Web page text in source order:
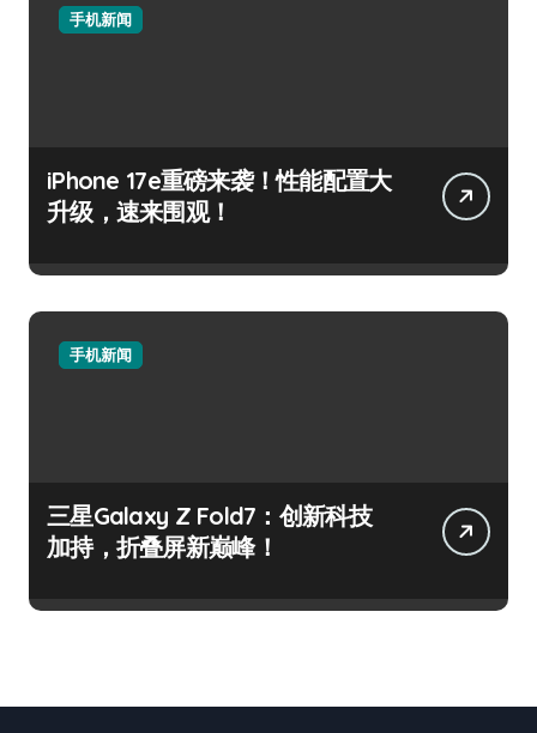
手机新闻
iPhone 17e重磅来袭！性能配置大
升级，速来围观！
手机新闻
三星Galaxy Z Fold7：创新科技
加持，折叠屏新巅峰！